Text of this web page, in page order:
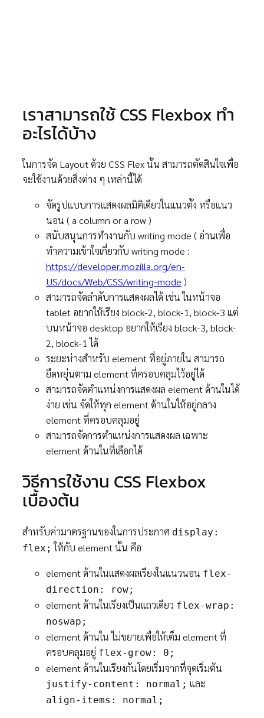
เราสามารถใช้ CSS Flexbox ทำ
อะไรได้บ้าง
ในการจัด Layout ด้วย CSS Flex นั้น สามารถตัดสินใจเพื่อ
จะใช้งานด้วยสิ่งต่าง ๆ เหล่านี้ได้
จัดรูปแบบการแสดงผลมิติเดียวในแนวตั้ง หรือแนว
นอน ( a column or a row )
สนับสนุนการทำงานกับ writing mode ( อ่านเพื่อ
ทำความเข้าใจเกี่ยวกับ writing mode :
https://developer.mozilla.org/en-
US/docs/Web/CSS/writing-mode )
สามารถจัดลำดับการแสดงผลได้ เช่น ในหน้าจอ
tablet อยากให้เรียง block-2, block-1, block-3 แต่
บนหน้าจอ desktop อยากให้เรียง block-3, block-
2, block-1 ได้
ระยะห่างสำหรับ element ที่อยู่ภายใน สามารถ
ยืดหยุ่นตาม element ที่ครอบคลุมไว้อยู่ได้
สามารถจัดตำแหน่งการแสดงผล element ด้านในได้
ง่าย เช่น จัดให้ทุก element ด้านในให้อยู่กลาง
element ที่ครอบคลุมอยู่
สามารถจัดการตำแหน่งการแสดงผล เฉพาะ
element ด้านในที่เลือกได้
วิธีการใช้งาน CSS Flexbox
เบื้องต้น
สำหรับค่ามาตรฐานของในการประกาศ display:
flex; ให้กับ element นั้น คือ
element ด้านในแสดงผลเรียงในแนวนอน flex-
direction: row;
element ด้านในเรียงเป็นแถวเดียว flex-wrap:
noswap;
element ด้านใน ไม่ขยายเพื่อให้เต็ม element ที่
ครอบคลุมอยู่ flex-grow: 0;
element ด้านในเรียงกันโดยเริ่มจากที่จุดเริ่มต้น
justify-content: normal; และ
align-items: normal;